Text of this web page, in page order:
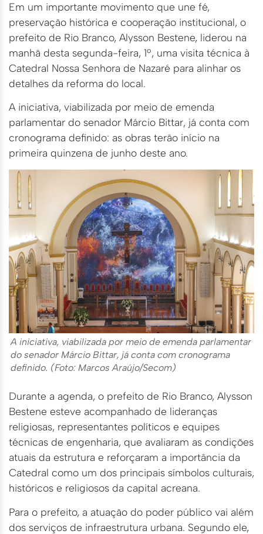
Em um importante movimento que une fé,
preservação histórica e cooperação institucional, o
prefeito de Rio Branco, Alysson Bestene, liderou na
manhã desta segunda-feira, 1º, uma visita técnica à
Catedral Nossa Senhora de Nazaré para alinhar os
detalhes da reforma do local.
A iniciativa, viabilizada por meio de emenda
parlamentar do senador Márcio Bittar, já conta com
cronograma definido: as obras terão início na
primeira quinzena de junho deste ano.
A iniciativa, viabilizada por meio de emenda parlamentar
do senador Márcio Bittar, já conta com cronograma
definido. (Foto: Marcos Araújo/Secom)
Durante a agenda, o prefeito de Rio Branco, Alysson
Bestene esteve acompanhado de lideranças
religiosas, representantes políticos e equipes
técnicas de engenharia, que avaliaram as condições
atuais da estrutura e reforçaram a importância da
Catedral como um dos principais símbolos culturais,
históricos e religiosos da capital acreana.
Para o prefeito, a atuação do poder público vai além
dos serviços de infraestrutura urbana. Segundo ele,